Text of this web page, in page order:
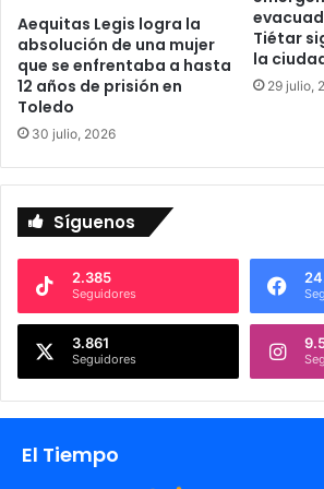
e
r
n
e
s
3
e
j
e
n
u
n
p
r
y
e
e
Aequitas Legis logra la
absolución de una mujer
que se enfrentaba a hasta
12 años de prisión en
Toledo
30 julio, 2026
Tiétar
la
29 julio,
Síguenos
2.385
Seguidores
3.861
Seguidores
El Tiempo